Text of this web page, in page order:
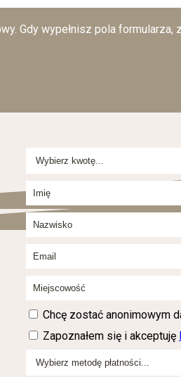
Gdy wypełnisz pola
Chcę zostać anonimowym
Zapoznałem się i akceptuję